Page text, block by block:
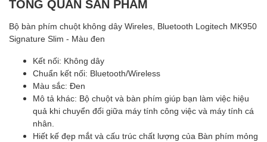
TỔNG QUAN SẢN PHẨM
Bộ bàn phím chuột không dây Wireles, Bluetooth Logitech MK950
Signature Slim - Màu đen
Kết nối: Không dây
Chuẩn kết nối: Bluetooth/Wireless
Màu sắc: Đen
Mô tả khác: Bộ chuột và bàn phím giúp bạn làm việc hiệu
quả khi chuyển đổi giữa máy tính công việc và máy tính cá
nhân.
Hiết kế đẹp mắt và cấu trúc chất lượng của Bàn phím mỏng